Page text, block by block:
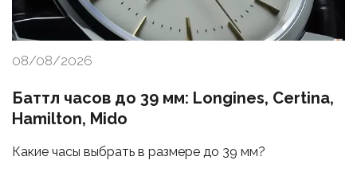
08/08/2026
Баттл часов до 39 мм: Longines, Certina,
Hamilton, Mido
Какие часы выбрать в размере до 39 мм?